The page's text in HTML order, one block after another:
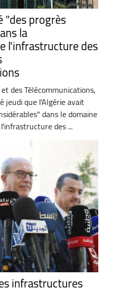
"des progrès
la
l'infrastructure des
des Télécommunications,
jeudi que l'Algérie avait
dans le domaine
des ...
infrastructures